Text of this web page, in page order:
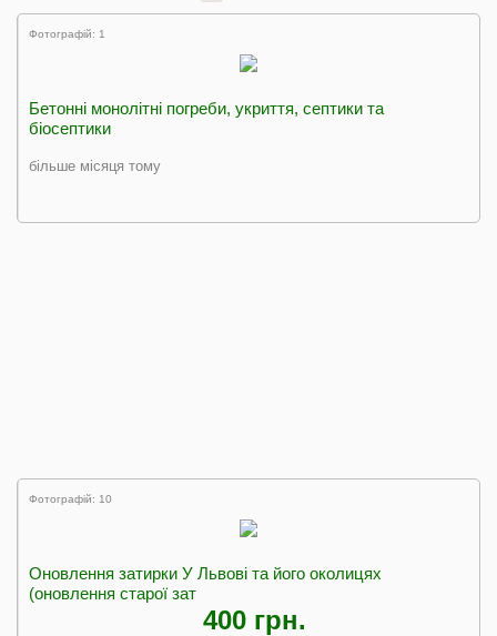
Фотографій: 1
Бетонні монолітні погреби, укриття, септики та
біосептики
більше місяця тому
Фотографій: 10
Оновлення затирки У Львові та його околицях
(оновлення старої зат
400 грн.